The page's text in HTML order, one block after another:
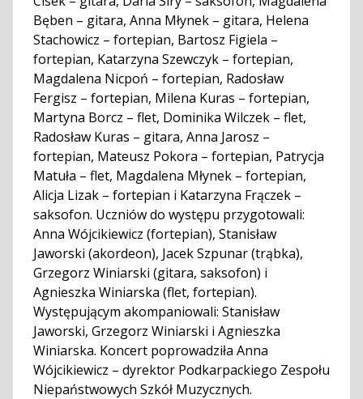
Bęben – gitara, Anna Młynek – gitara, Helena
Stachowicz – fortepian, Bartosz Figiela –
fortepian, Katarzyna Szewczyk – fortepian,
Magdalena Nicpoń – fortepian, Radosław
Fergisz – fortepian, Milena Kuras – fortepian,
Martyna Borcz – flet, Dominika Wilczek – flet,
Radosław Kuras – gitara, Anna Jarosz –
fortepian, Mateusz Pokora – fortepian, Patrycja
Matuła – flet, Magdalena Młynek – fortepian,
Alicja Lizak – fortepian i Katarzyna Frączek –
saksofon. Uczniów do występu przygotowali:
Anna Wójcikiewicz (fortepian), Stanisław
Jaworski (akordeon), Jacek Szpunar (trąbka),
Grzegorz Winiarski (gitara, saksofon) i
Agnieszka Winiarska (flet, fortepian).
Występującym akompaniowali: Stanisław
Jaworski, Grzegorz Winiarski i Agnieszka
Winiarska. Koncert poprowadziła Anna
Wójcikiewicz – dyrektor Podkarpackiego Zespołu
Niepaństwowych Szkół Muzycznych.